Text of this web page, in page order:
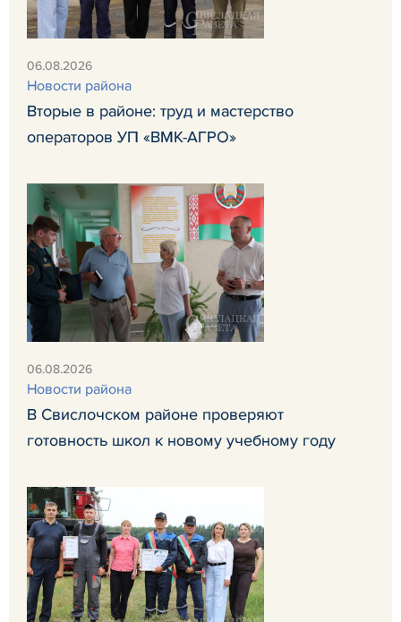
06.08.2026
Новости района
Вторые в районе: труд и мастерство
операторов УП «ВМК-АГРО»
06.08.2026
Новости района
В Свислочском районе проверяют
готовность школ к новому учебному году